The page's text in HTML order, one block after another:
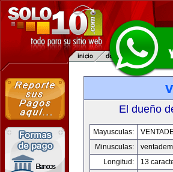
El dueño
Mayusculas:
Minusculas:
Longitud:
13